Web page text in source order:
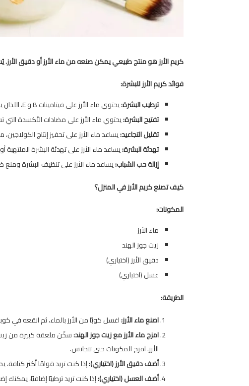
كريم الأرز هو منتج طبيعي يمكن صنعه من ماء الأرز أو دقيق
فوائد كريم الأرز للبشرة:
ترطيب البشرة:يحتوي ماء الأرز على فيتامينات B و E، اللذان يساعدان على ترطيب البشرة والحفاظ على رطوبتها.
تفتيح البشرة:يحتوي ماء الأرز على مضادات الأكسدة التي
تقليل التجاعيد:يساعد ماء الأرز على تحفيز إنتاج
تهدئة البشرة:يساعد ماء الأرز على تهدئة البشرة الملتهبة
إزالة حب الشباب:يساعد ماء الأرز على تنظيف البشرة
كيف تصنع كريم الأرز في المنزل؟
المكونات:
ماء الأرز
زيت جوز الهند
دقيق الأرز (اختياري)
عسل (اختياري)
الطريقة:
اصنع ماء الأرز:اغسل كوبًا من الأرز بالماء، ثم انقعه في كوبين من الماء لمدة
امزج ماء الأرز مع زيت جوز الهند:سخّن ملعقة كبيرة من زيت
الأرز. امزج المكونات حتى تتجانس.
أضف دقيق الأرز (اختياري):إذا كنت تريد قوامًا أكثر
أضف العسل (اختياري):إذا كنت تريد ترطيبًا إضافيًا،